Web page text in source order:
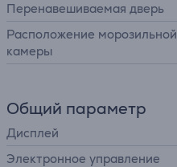
Перенавешиваемая дверь
Расположение морозильной
камеры
Общий параметр
Дисплей
Электронное управление